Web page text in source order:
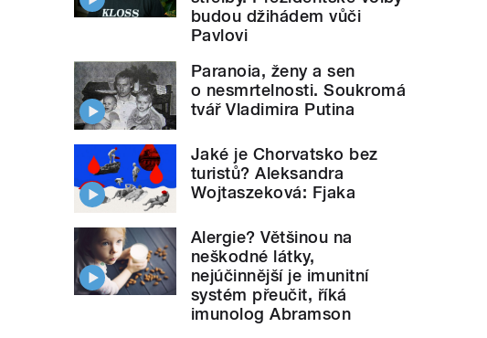
budou džihádem vůči
Pavlovi
Paranoia, ženy a sen
o nesmrtelnosti. Soukromá
tvář Vladimira Putina
Jaké je Chorvatsko bez
turistů? Aleksandra
Wojtaszeková: Fjaka
Alergie? Většinou na
neškodné látky,
nejúčinnější je imunitní
systém přeučit, říká
imunolog Abramson